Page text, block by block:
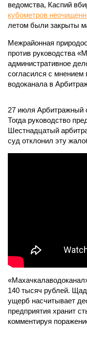
ведомства, Каспий
кубометров
летом были закрыты
Межрайонная
против руководства
административное
согласился с
водоканала в
27 июля Арбитражный
Тогда руководство
Шестнадцатый
суд отклонил эту
140 тысяч рублей.
ущерб насчитывает
предприятия хранит
комментируя